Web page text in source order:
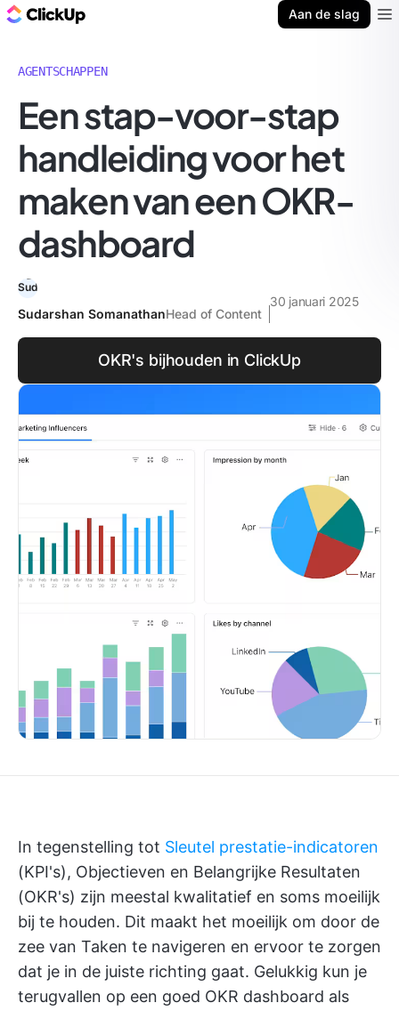
Aan de slag
AGENTSCHAPPEN
Een stap-voor-stap
handleiding voor het
maken van een OKR-
dashboard
Sudarshan SomanathanHead of Content
30 januari 2025
OKR's bijhouden in ClickUp
In tegenstelling tot Sleutel prestatie-indicatoren
(KPI's), Objectieven en Belangrijke Resultaten
(OKR's) zijn meestal kwalitatief en soms moeilijk
bij te houden. Dit maakt het moeilijk om door de
zee van Taken te navigeren en ervoor te zorgen
dat je in de juiste richting gaat. Gelukkig kun je
terugvallen op een goed OKR dashboard als